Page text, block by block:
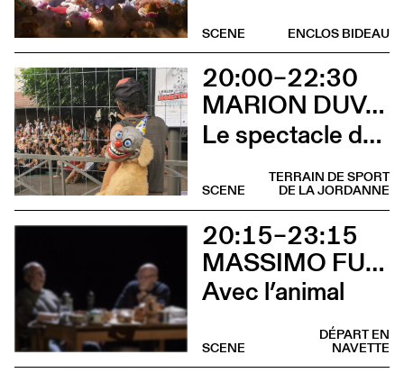
ENCLOS BIDEAU
SCENE
20:00–22:30
MARION DUVAL - CIE CHRIS CADILLAC
Le spectacle de merde
TERRAIN DE SPORT
DE LA JORDANNE
SCENE
20:15–23:15
MASSIMO FURLAN ET CLAIRE DE RIBAUPIERRE
Avec l’animal
DÉPART EN
NAVETTE
SCENE